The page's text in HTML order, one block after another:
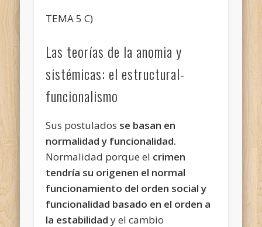
TEMA 5 C)
Las teorías de la anomia y
sistémicas: el estructural-
funcionalismo
Sus postulados se basan en
normalidad y funcionalidad.
Normalidad porque el crimen
tendría su origenen el normal
funcionamiento del orden social y
funcionalidad basado en el orden a
la estabilidad y el cambio